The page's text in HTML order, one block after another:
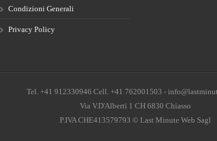
Condizioni Generali
Privacy Policy
Tel. +41 912330946 Cell. +41 762001503 -
Via V.D'Alberti 1 CH 6830 Chiasso
P.IVA CHE413579793 © Last Minute Web Sagl